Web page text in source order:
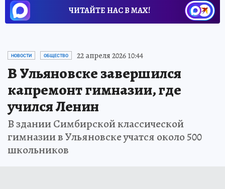
ЧИТАЙТЕ НАС В МАХ!
НОВОСТИ ОБЩЕСТВО 22 апреля 2026 10:44
В Ульяновске завершился
капремонт гимназии, где
учился Ленин
В здании Симбирской классической
гимназии в Ульяновске учатся около 500
школьников